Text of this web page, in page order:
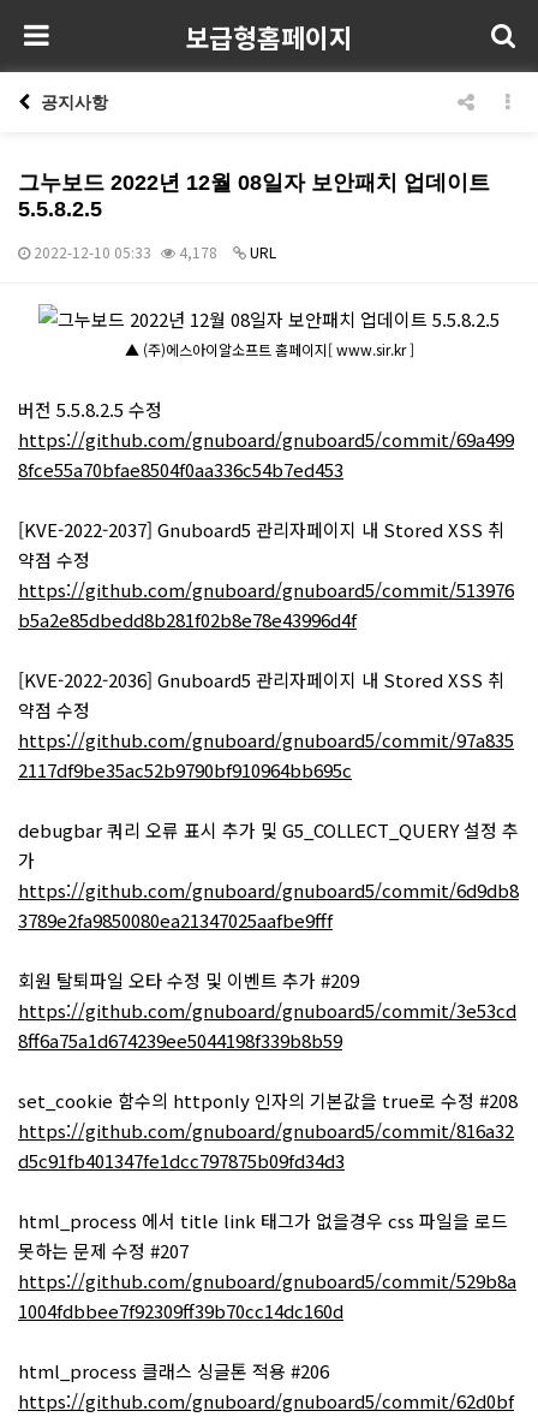
보급형홈페이지
공지사항
그누보드 2022년 12월 08일자 보안패치 업데이트
5.5.8.2.5
2022-12-10 05:33 4,178 URL
본문
▲ (주)에스아이알소프트 홈페이지[ www.sir.kr ]
버전 5.5.8.2.5 수정
https://github.com/gnuboard/gnuboard5/commit/69a499
8fce55a70bfae8504f0aa336c54b7ed453
[KVE-2022-2037] Gnuboard5 관리자페이지 내 Stored XSS 취
약점 수정
https://github.com/gnuboard/gnuboard5/commit/513976
b5a2e85dbedd8b281f02b8e78e43996d4f
[KVE-2022-2036] Gnuboard5 관리자페이지 내 Stored XSS 취
약점 수정
https://github.com/gnuboard/gnuboard5/commit/97a835
2117df9be35ac52b9790bf910964bb695c
debugbar 쿼리 오류 표시 추가 및 G5_COLLECT_QUERY 설정 추
가
https://github.com/gnuboard/gnuboard5/commit/6d9db8
3789e2fa9850080ea21347025aafbe9fff
회원 탈퇴파일 오타 수정 및 이벤트 추가 #209
https://github.com/gnuboard/gnuboard5/commit/3e53cd
8ff6a75a1d674239ee5044198f339b8b59
set_cookie 함수의 httponly 인자의 기본값을 true로 수정 #208
https://github.com/gnuboard/gnuboard5/commit/816a32
d5c91fb401347fe1dcc797875b09fd34d3
html_process 에서 title link 태그가 없을경우 css 파일을 로드
못하는 문제 수정 #207
https://github.com/gnuboard/gnuboard5/commit/529b8a
1004fdbbee7f92309ff39b70cc14dc160d
html_process 클래스 싱글톤 적용 #206
https://github.com/gnuboard/gnuboard5/commit/62d0bf